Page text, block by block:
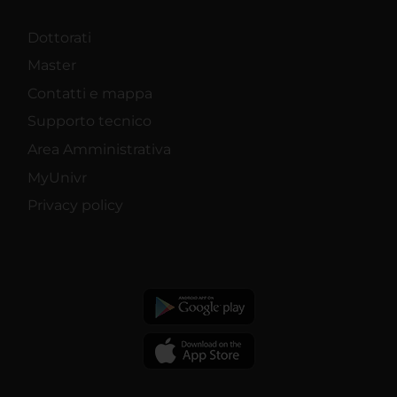
Dottorati
Master
Contatti e mappa
Supporto tecnico
Area Amministrativa
MyUnivr
Privacy policy